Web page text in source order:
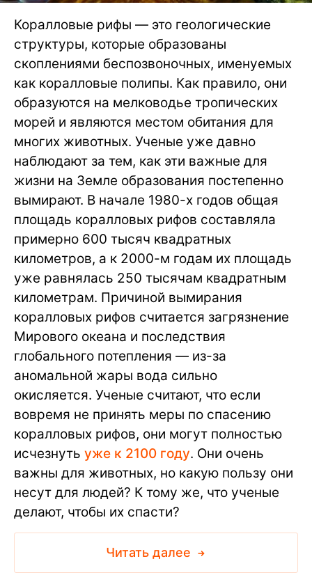
Коралловые рифы — это геологические
структуры, которые образованы
скоплениями беспозвоночных, именуемых
как коралловые полипы. Как правило, они
образуются на мелководье тропических
морей и являются местом обитания для
многих животных. Ученые уже давно
наблюдают за тем, как эти важные для
жизни на Земле образования постепенно
вымирают. В начале 1980-х годов общая
площадь коралловых рифов составляла
примерно 600 тысяч квадратных
километров, а к 2000-м годам их площадь
уже равнялась 250 тысячам квадратным
километрам. Причиной вымирания
коралловых рифов считается загрязнение
Мирового океана и последствия
глобального потепления — из-за
аномальной жары вода сильно
окисляется. Ученые считают, что если
вовремя не принять меры по спасению
коралловых рифов, они могут полностью
исчезнуть уже к 2100 году. Они очень
важны для животных, но какую пользу они
несут для людей? К тому же, что ученые
делают, чтобы их спасти?
Читать далее